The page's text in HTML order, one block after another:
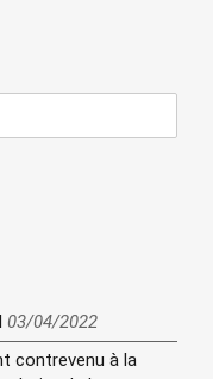
03/04/2022
contrevenu à la